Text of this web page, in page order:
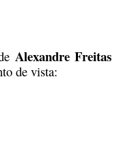
Alexandre Freitas
de vista: